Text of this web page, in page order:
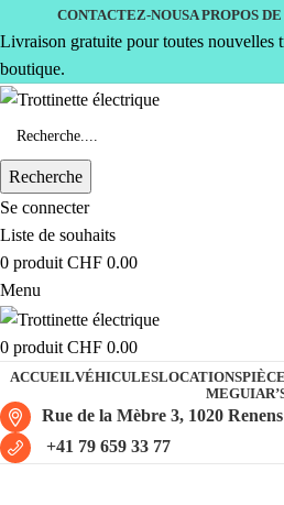
CONTACTEZ-NOUSA PROPOS
Livraison gratuite pour toutes nouvelles
boutique.
Recherche
Se connecter
Liste de souhaits
0 produit CHF 0.00
Menu
0 produit CHF 0.00
ACCUEILVÉHICULESLOCATIONS
Rue de la Mèbre 3, 1020 Renens
+41 79 659 33 77